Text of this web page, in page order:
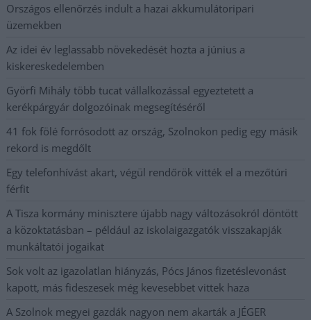
Országos ellenőrzés indult a hazai akkumulátoripari
üzemekben
Az idei év leglassabb növekedését hozta a június a
kiskereskedelemben
Györfi Mihály több tucat vállalkozással egyeztetett a
kerékpárgyár dolgozóinak megsegítéséről
41 fok fölé forrósodott az ország, Szolnokon pedig egy másik
rekord is megdőlt
Egy telefonhívást akart, végül rendőrök vitték el a mezőtúri
férfit
A Tisza kormány minisztere újabb nagy változásokról döntött
a közoktatásban – például az iskolaigazgatók visszakapják
munkáltatói jogaikat
Sok volt az igazolatlan hiányzás, Pócs János fizetéslevonást
kapott, más fideszesek még kevesebbet vittek haza
A Szolnok megyei gazdák nagyon nem akarták a JÉGER